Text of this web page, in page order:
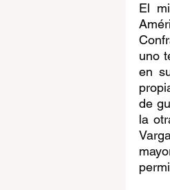
El
uno
en
de
la